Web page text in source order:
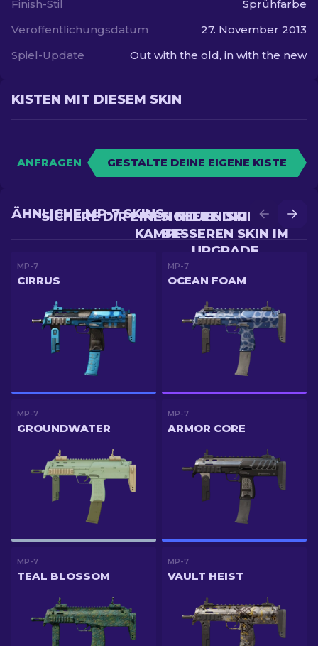
Finish-Stil
Sprühfarbe
Veröffentlichungsdatum
27. November 2013
Spiel-Update
Out with the old, in with the new
KISTEN MIT DIESEM SKIN
ANFRAGEN GESTALTE DEINE EIGENE KISTE
SICHERE DIR EINEN
BESSEREN SKIN IM
UPGRADE
SICHERE DIR EINEN NEUEN SKIN IM
KAMPF
ÄHNLICHE MP-7 SKINS
MP-7
CIRRUS
MP-7
OCEAN FOAM
MP-7
GROUNDWATER
MP-7
ARMOR CORE
MP-7
TEAL BLOSSOM
MP-7
VAULT HEIST